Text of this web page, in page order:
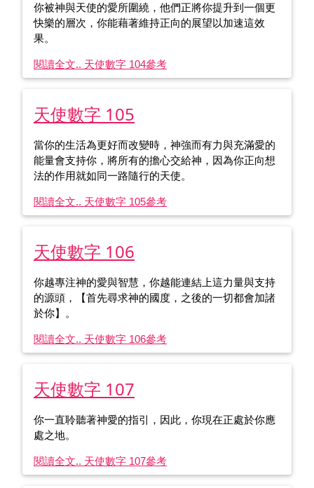
你被神與天使的愛所圍繞，他們正將你提升到一個更
快樂的層次，你能藉著維持正向的展望以加速這效
果。
閱讀全文.. 天使數字 104參考
天使數字 105
當你的生活為更好而改變時，神強而有力與充滿愛的
能量會支持你，將所有的擔心交給神，因為你正向想
法的作用就如同一路隨行的天使。
閱讀全文.. 天使數字 105參考
天使數字 106
你越專注神的愛與智慧，你越能連結上這力量與支持
的源頭，【首先尋求神的國度，之後的一切都會加諸
於你】。
閱讀全文.. 天使數字 106參考
天使數字 107
你一直聆聽著神愛的指引，因此，你現在正處於你應
處之地。
閱讀全文.. 天使數字 107參考